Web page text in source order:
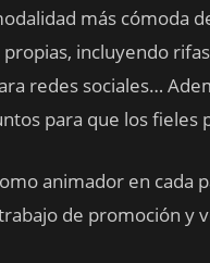
más cómoda
incluyendo
redes sociales…
para que los
animador en cada
de promoción y